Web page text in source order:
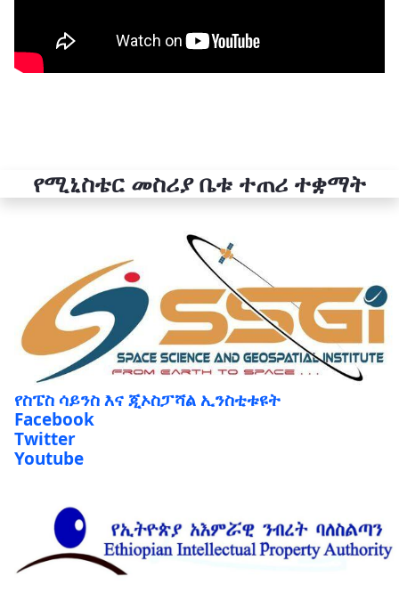
የሚኒስቴር መስሪያ ቤቱ ተጠሪ ተቋማት
የስፔስ ሳይንስ እና ጂኦስፓሻል ኢንስቲቱዩት
Facebook
Twitter
Youtube